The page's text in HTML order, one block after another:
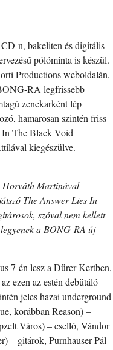
n, bakeliten és digitális
pólóminta is készül.
Productions weboldalán,
RA legfrissebb
zenekarként lép
hamarosan szintén friss
The Black Void
kiegészülve.
Horváth Martinával
The Answer Lies In
szóval nem kellett
a BONG-RA új
7-én lesz a Dürer Kertben,
ezen az estén debütáló
jeles hazai underground
korábban Reason) –
Város) – cselló, Vándor
– gitárok, Purnhauser Pál